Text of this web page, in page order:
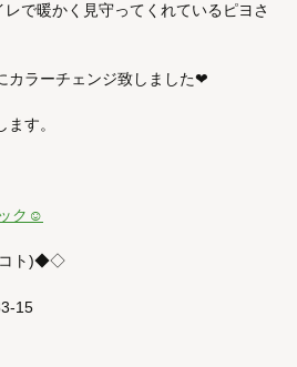
で暖かく見守ってくれているピヨさ
カラーチェンジ致しました❤︎
す。
ク☺︎
コト)◆◇
15